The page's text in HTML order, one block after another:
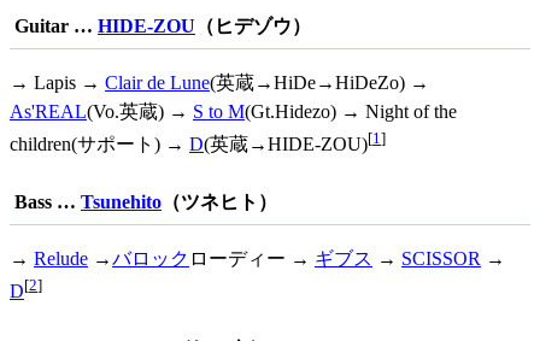
Guitar … HIDE-ZOU （ヒデゾウ）
→ Lapis → Clair de Lune(英蔵→HiDe→HiDeZo) →
As'REAL(Vo.英蔵) → S to M(Gt.Hidezo) → Night of the
children(サポート) → D(英蔵→HIDE-ZOU)[1]
Bass … Tsunehito （ツネヒト）
→ Relude →バロック ローディー → ギブス → SCISSOR →
D[2]